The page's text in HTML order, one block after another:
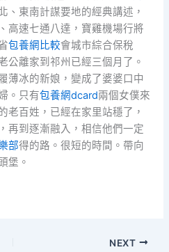
、東南計謀要地的經典講述，
高速七通八達，寶雞機場行將
包養網比較會城市綜合保稅
公離家到祁州已經三個月了。
薄冰的新娘，變成了婆婆口中
。只有包養網dcard兩個女僕來
老百姓，已經在家里站穩了，
再到逐漸融入，相信他們一定
部得的路。很短的時間。帶向
堡。
NEXT